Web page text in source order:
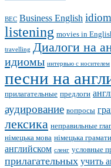
BEC Business English
listening movies in
travelling Диалоги на
идиомы интервью с носителем
песни на
прилагательные предлоги
аудирование вопросы
лексика неправильные
німецька мова німецька
английском сленг условные
прилагательных учить